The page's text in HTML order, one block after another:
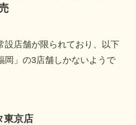
設店舗が限られており、以下
岡」の3店舗しかないようで
東京店